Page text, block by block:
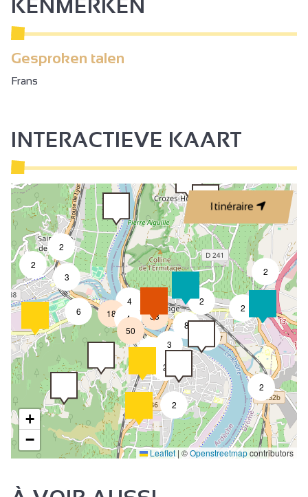
KENMERKEN
Gesproken talen
Frans
INTERACTIEVE KAART
Itinéraire
2
2
2
2
2
2
2
8
2
3
6
4
4
18
2
3
50
33
+
−
Leaflet | ©Openstreetmapcontributors